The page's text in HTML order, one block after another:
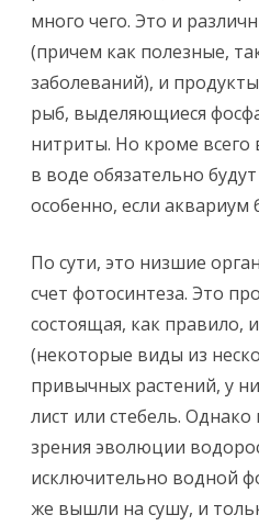
много чего. Это и
(причем как полезные,
заболеваний), и
рыб, выделяющиеся
нитриты. Но кроме
в воде обязательно
особенно, если
По сути, это низшие
счет фотосинтеза. Это
состоящая, как правило,
(некоторые виды из
привычных растений, у
лист или стебель. Однако
зрения эволюции
исключительно водной
же вышли на сушу, и